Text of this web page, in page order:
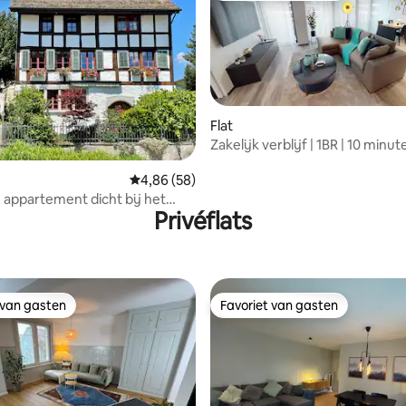
van 4,7 op 5, 43 recensiesGemiddelde beoordeling van 4,86 op 5, 58
4,86 (58)
appartement dicht bij het
Flat
Zakelijk verblijf | 1BR | 10
Privéflats
gasten
gasten Favoriet van gasten
Favoriet van gasten